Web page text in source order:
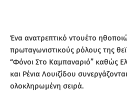
Ένα ανατρεπτικό ντουέτο
πρωταγωνιστικούς ρόλους της
“Φόνοι Στο Καμπαναριό” καθώς
και Ρένια Λουιζίδου
ολοκληρωμένη σειρά.